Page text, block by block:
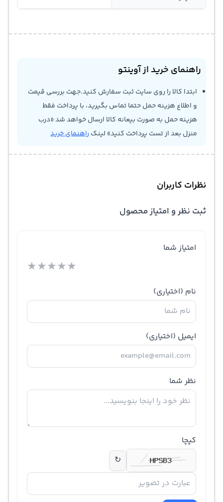
راهنمای خرید از آوینتو
ابتدا کالا را روی سایت ثبت سفارش کنید.جهت بررسی قیمت
و اطلاع هزینه حمل حتما تماس بگیرید، با پرداخت فقط
هزینه حمل به صورت بیعانه کالا ارسال خواهد شد «درب
منزل بعد از تست پرداخت کنید» لینک راهنمای خرید
نظرات کاربران
ثبت نظر و امتیاز محصول
امتیاز شما
★★★★★
نام (اختیاری)
ایمیل (اختیاری)
نظر شما
کپچا
↻